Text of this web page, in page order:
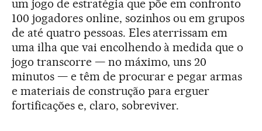
um jogo de estratégia que põe em confronto
100 jogadores online, sozinhos ou em grupos
de até quatro pessoas. Eles aterrissam em
uma ilha que vai encolhendo à medida que o
jogo transcorre — no máximo, uns 20
minutos — e têm de procurar e pegar armas
e materiais de construção para erguer
fortificações e, claro, sobreviver.